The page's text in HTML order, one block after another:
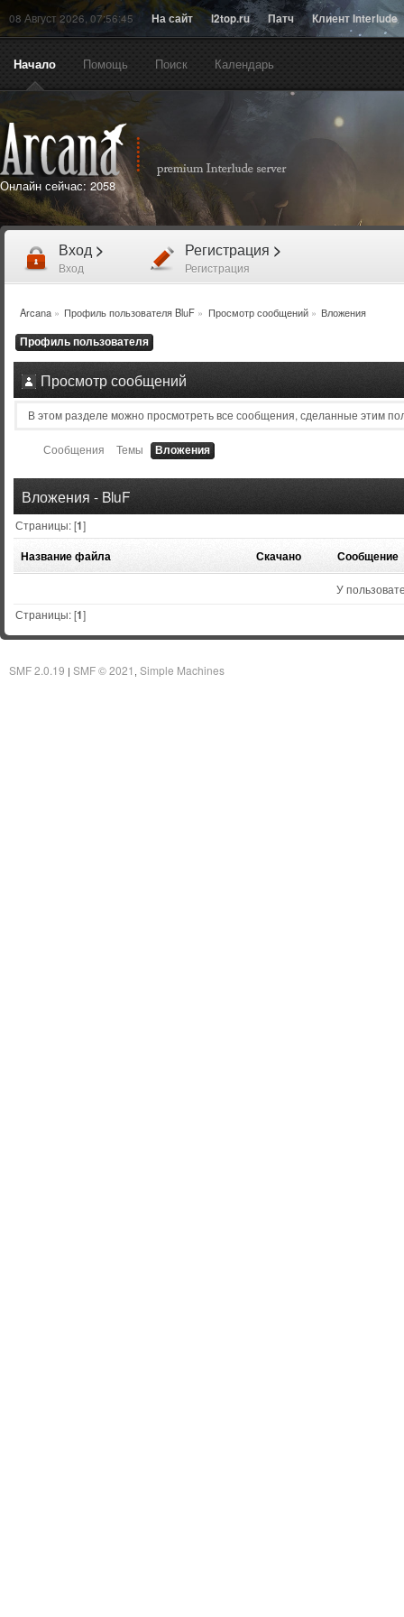
08 Август 2026, 07:56:45 На сайт l2top.ru Патч Клиент Interlude
Начало Помощь Поиск Календарь
Онлайн сейчас: 2058
Вход >
Вход
Регистрация >
Регистрация
Arcana» Профиль пользователя BluF » Просмотр сообщений» Вложения
Профиль пользователя
Просмотр сообщений
В этом разделе можно просмотреть все сообщения, сделанные этим
Сообщения Темы Вложения
Вложения - BluF
Страницы: [1]
Название файла Скачано Сообщение
У
Страницы: [1]
SMF 2.0.19 | SMF © 2021 Simple Machines